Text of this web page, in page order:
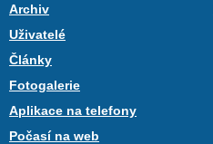
Archiv
Uživatelé
Články
Fotogalerie
Aplikace na telefony
Počasí na web